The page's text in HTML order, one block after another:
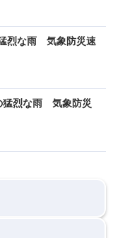
烈な雨 気象防災速
猛烈な雨 気象防災